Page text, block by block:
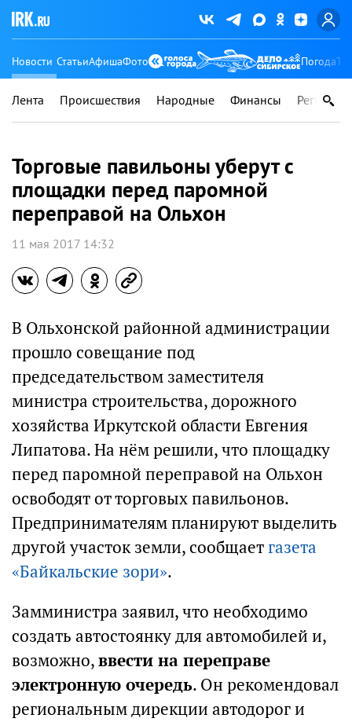
Новости СтатьиАфишаФото Погода
Лента Происшествия Народные Финансы Регионы
Торговые павильоны уберут с
площадки перед паромной
переправой на Ольхон
11 мая 2017 14:32
В Ольхонской районной администрации
прошло совещание под
председательством заместителя
министра строительства, дорожного
хозяйства Иркутской области Евгения
Липатова. На нём решили, что площадку
перед паромной переправой на Ольхон
освободят от торговых павильонов.
Предпринимателям планируют выделить
другой участок земли, сообщаетгазета
«Байкальские зори».
Замминистра заявил, что необходимо
создать автостоянку для автомобилей и,
возможно,ввести на переправе
электронную очередь. Он рекомендовал
региональным дирекции автодорог и